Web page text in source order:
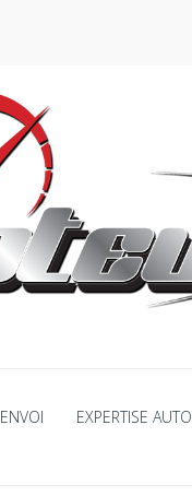
ENVOI EXPERTISE AUTO